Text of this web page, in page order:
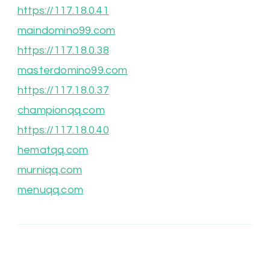
https://117.18.0.41
maindomino99.com
https://117.18.0.38
masterdomino99.com
https://117.18.0.37
championqq.com
https://117.18.0.40
hematqq.com
murniqq.com
menuqq.com